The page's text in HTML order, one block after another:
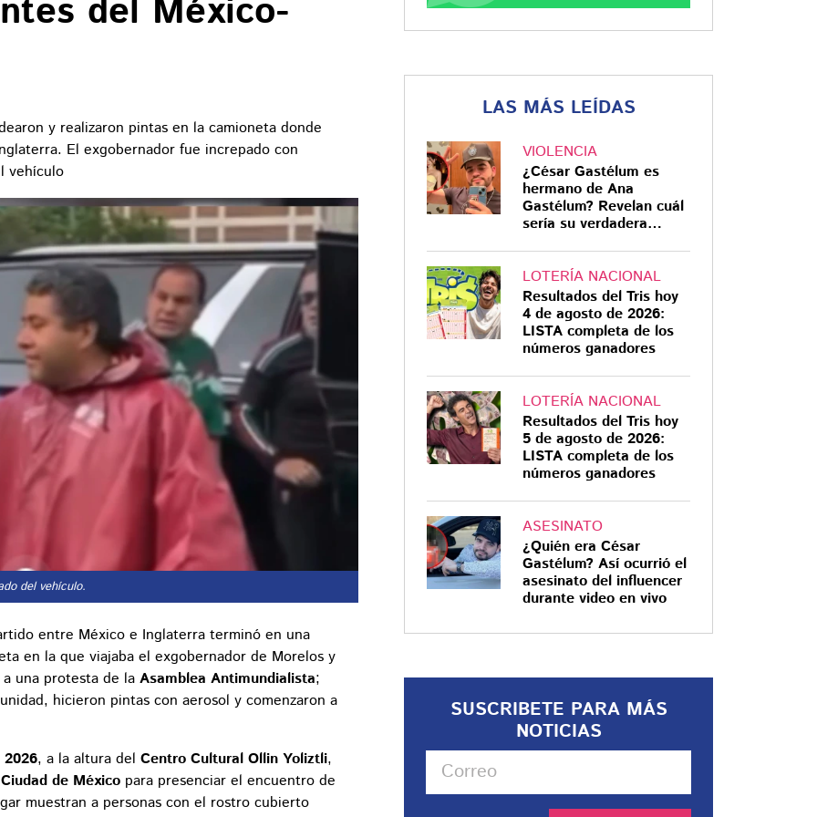
del México-
y realizaron pintas en la camioneta donde
El exgobernador fue increpado con
vehículo
del vehículo.
entre México e Inglaterra terminó en una
en la que viajaba el exgobernador de Morelos y
una protesta de la Asamblea Antimundialista;
hicieron pintas con aerosol y comenzaron a
, a la altura del Centro Cultural Ollin Yoliztli,
de México para presenciar el encuentro de
muestran a personas con el rostro cubierto
LAS MÁS LEÍDAS
VIOLENCIA
¿César Gastélum es
hermano de Ana
Gastélum? Revelan cuál
sería su verdadera
LOTERÍA NACIONAL
Resultados del Tris hoy
4 de agosto de 2026:
LISTA completa de los
números ganadores
LOTERÍA NACIONAL
Resultados del Tris hoy
5 de agosto de 2026:
LISTA completa de los
números ganadores
ASESINATO
¿Quién era César
Gastélum? Así ocurrió el
asesinato del influencer
durante video en vivo
SUSCRIBETE PARA MÁS
NOTICIAS